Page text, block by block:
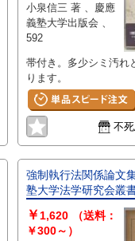
小泉信三 著 、慶應
義塾大学出版会 、
592
帯付き。多少シミ汚れ
ります。
不
強制執行法関係論文
塾大学法学研究会叢
￥ 1,620
（送料：
￥300～）